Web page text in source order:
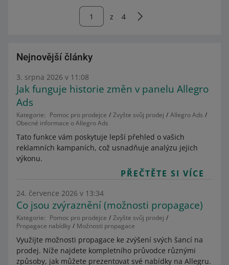
z 4
Nejnovější články
3. srpna 2026 v 11:08
Jak funguje historie změn v panelu Allegro
Ads
Kategorie: Pomoc pro prodejce Zvyšte svůj prodej
Allegro Ads
Obecné informace o Allegro Ads
Tato funkce vám poskytuje lepší přehled o vašich
reklamních kampaních, což usnadňuje analýzu jejich
výkonu.
PŘEČTĚTE SI VÍCE
24. července 2026 v 13:34
Co jsou zvýraznění (možnosti propagace)
Kategorie: Pomoc pro prodejce
Zvyšte svůj prodej
Propagace nabídky
Možnosti propagace
Využijte možnosti propagace ke zvýšení svých šancí na
prodej. Níže najdete kompletního průvodce různými
způsoby, jak můžete prezentovat své nabídky na Allegru.